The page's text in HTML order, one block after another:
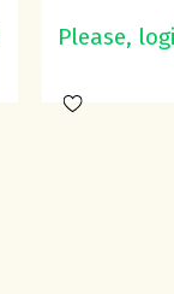
Please,